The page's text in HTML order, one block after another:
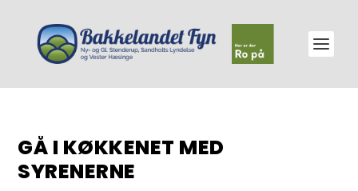
GÅ I KØKKENET MED
SYRENERNE